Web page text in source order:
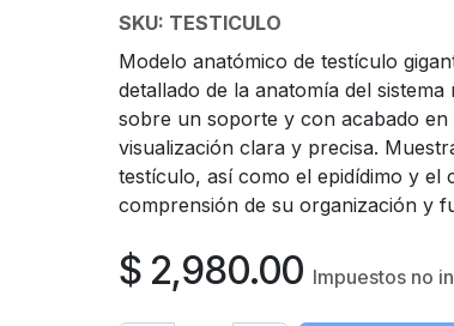
SKU: TESTICULO
Modelo anatómico de testículo
detallado de la anatomía del
sobre un soporte y con acabado
visualización clara y precisa.
testículo, así como el epidídimo y
comprensión de su organización y
$ 2,980.00 Impuestos no